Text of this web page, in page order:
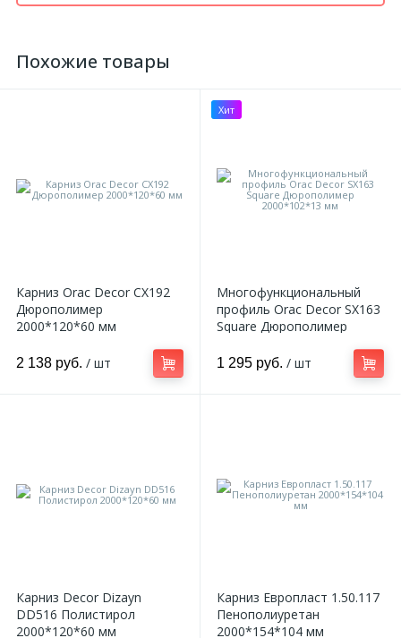
Похожие товары
Карниз Orac Decor CX192
Дюрополимер
2000*120*60 мм
2 138 руб. / шт
Хит
Многофункциональный
профиль Orac Decor SX163
Square Дюрополимер
1 295 руб. / шт
Карниз Decor Dizayn
DD516 Полистирол
2000*120*60 мм
Карниз Европласт 1.50.117
Пенополиуретан
2000*154*104 мм